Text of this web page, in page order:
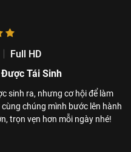
Full HD
Tái Sinh
sinh ra, nhưng cơ hội để làm
chúng mình bước lên hành
trọn vẹn hơn mỗi ngày nhé!